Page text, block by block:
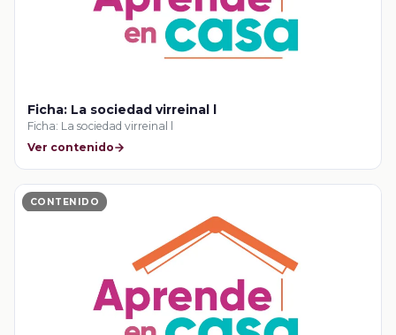
Ficha: La sociedad virreinal l
Ficha: La sociedad virreinal l
Ver contenido
CONTENIDO